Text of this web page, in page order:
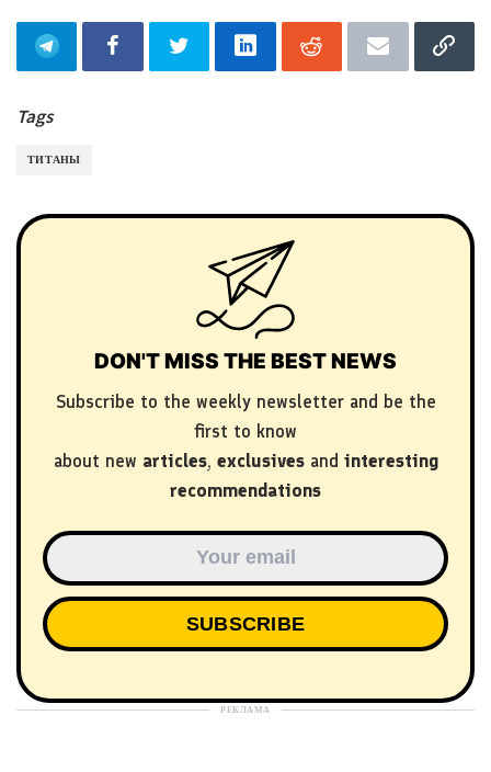
Tags
ТИТАНЫ
DON'T MISS THE BEST NEWS
Subscribe to the weekly newsletter and be the
first to know
about new articles, exclusivesand interesting
recommendations
РЕКЛАМА